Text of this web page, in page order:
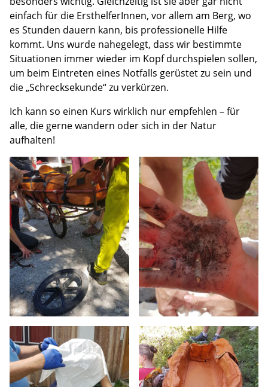
einfach für die ErsthelferInnen, vor allem am Berg, wo
es Stunden dauern kann, bis professionelle Hilfe
kommt. Uns wurde nahegelegt, dass wir bestimmte
Situationen immer wieder im Kopf durchspielen sollen,
um beim Eintreten eines Notfalls gerüstet zu sein und
die „Schrecksekunde“ zu verkürzen.
Ich kann so einen Kurs wirklich nur empfehlen – für
alle, die gerne wandern oder sich in der Natur
aufhalten!